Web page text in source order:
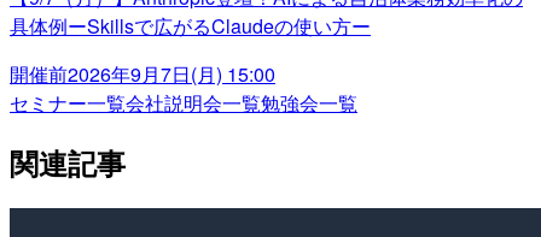
具体例ーSkillsで広がるClaudeの使い方ー
開催前2026年9月7日(月) 15:00
セミナー一覧会社説明会一覧勉強会一覧
関連記事